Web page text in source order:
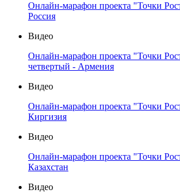
Онлайн-марафон проекта "Точки
Россия
Видео
Онлайн-марафон проекта "Точки
четвертый - Армения
Видео
Онлайн-марафон проекта "Точки
Киргизия
Видео
Онлайн-марафон проекта "Точки
Казахстан
Видео